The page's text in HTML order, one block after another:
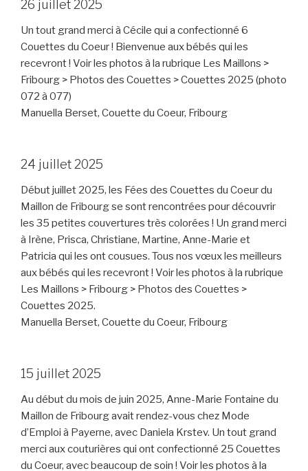
26 juillet 2025
Un tout grand merci à Cécile qui a confectionné 6
Couettes du Coeur ! Bienvenue aux bébés qui les
recevront ! Voir les photos à la rubrique Les Maillons >
Fribourg > Photos des Couettes > Couettes 2025 (photo
072 à 077)
Manuella Berset, Couette du Coeur, Fribourg
24 juillet 2025
Début juillet 2025, les Fées des Couettes du Coeur du
Maillon de Fribourg se sont rencontrées pour découvrir
les 35 petites couvertures très colorées ! Un grand merci
à Irène, Prisca, Christiane, Martine, Anne-Marie et
Patricia qui les ont cousues. Tous nos vœux les meilleurs
aux bébés qui les recevront ! Voir les photos à la rubrique
Les Maillons > Fribourg > Photos des Couettes >
Couettes 2025.
Manuella Berset, Couette du Coeur, Fribourg
15 juillet 2025
Au début du mois de juin 2025, Anne-Marie Fontaine du
Maillon de Fribourg avait rendez-vous chez Mode
d’Emploi à Payerne, avec Daniela Krstev. Un tout grand
merci aux couturières qui ont confectionné 25 Couettes
du Coeur, avec beaucoup de soin ! Voir les photos à la